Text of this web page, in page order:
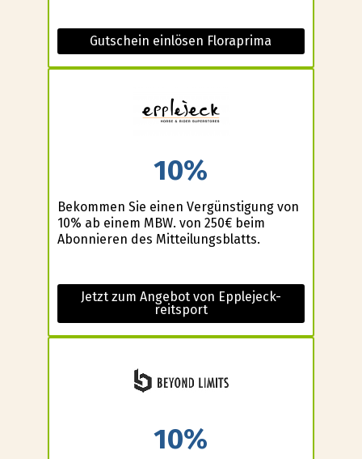
Gutschein einlösen Floraprima
10%
Bekommen Sie einen Vergünstigung von
10% ab einem MBW. von 250€ beim
Abonnieren des Mitteilungsblatts.
Jetzt zum Angebot von Epplejeck-
reitsport
10%